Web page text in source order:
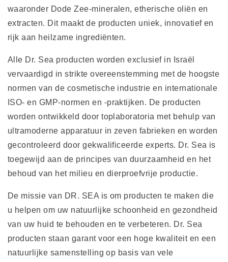
waaronder Dode Zee-mineralen, etherische oliën en
extracten. Dit maakt de producten uniek, innovatief en
rijk aan heilzame ingrediënten.
Alle Dr. Sea producten worden exclusief in Israël
vervaardigd in strikte overeenstemming met de hoogste
normen van de cosmetische industrie en internationale
ISO- en GMP-normen en -praktijken. De producten
worden ontwikkeld door toplaboratoria met behulp van
ultramoderne apparatuur in zeven fabrieken en worden
gecontroleerd door gekwalificeerde experts. Dr. Sea is
toegewijd aan de principes van duurzaamheid en het
behoud van het milieu en dierproefvrije productie.
De missie van DR. SEA is om producten te maken die
u helpen om uw natuurlijke schoonheid en gezondheid
van uw huid te behouden en te verbeteren. Dr. Sea
producten staan garant voor een hoge kwaliteit en een
natuurlijke samenstelling op basis van vele